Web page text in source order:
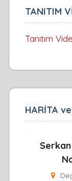
TANITIM
Tanıtım
HARİTA